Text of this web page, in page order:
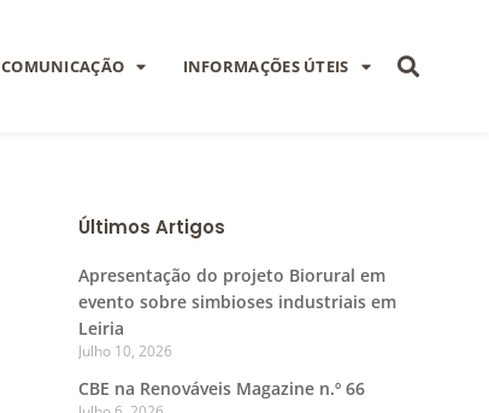
COMUNICAÇÃO INFORMAÇÕES ÚTEIS
Últimos Artigos
Apresentação do projeto Biorural em
evento sobre simbioses industriais em
Leiria
Julho 10, 2026
CBE na Renováveis Magazine n.º 66